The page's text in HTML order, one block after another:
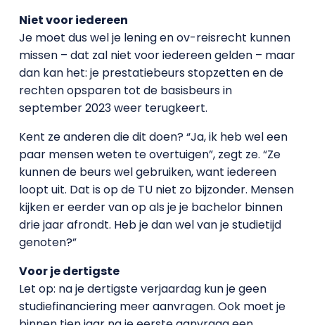
Niet voor iedereen
Je moet dus wel je lening en ov-reisrecht kunnen
missen – dat zal niet voor iedereen gelden – maar
dan kan het: je prestatiebeurs stopzetten en de
rechten opsparen tot de basisbeurs in
september 2023 weer terugkeert.
Kent ze anderen die dit doen? “Ja, ik heb wel een
paar mensen weten te overtuigen”, zegt ze. “Ze
kunnen de beurs wel gebruiken, want iedereen
loopt uit. Dat is op de TU niet zo bijzonder. Mensen
kijken er eerder van op als je je bachelor binnen
drie jaar afrondt. Heb je dan wel van je studietijd
genoten?”
Voor je dertigste
Let op: na je dertigste verjaardag kun je geen
studiefinanciering meer aanvragen. Ook moet je